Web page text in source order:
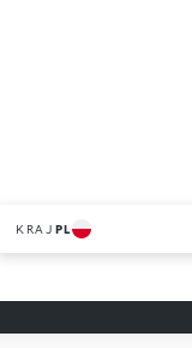
KRAJ PL